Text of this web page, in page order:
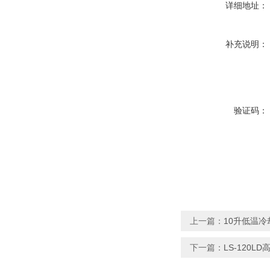
详细地址：
补充说明：
验证码：
上一篇： 10升低温冷
下一篇： LS-120LD